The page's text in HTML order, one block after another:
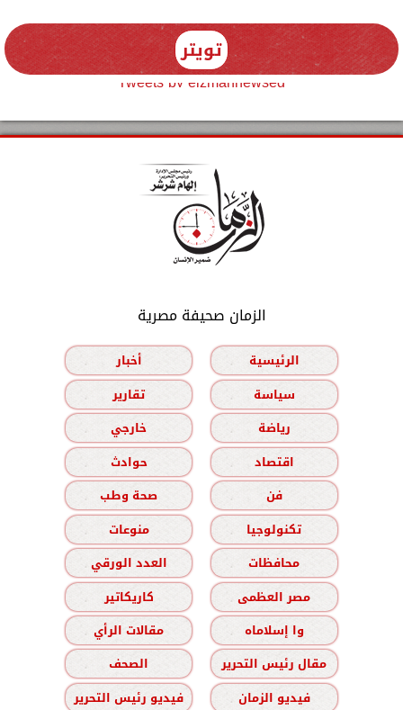
تويتر
Tweets by elzmannewseg
الزمان صحيفة مصرية
الرئيسية
أخبار
سياسة
تقارير
رياضة
خارجي
اقتصاد
حوادث
فن
صحة وطب
تكنولوجيا
منوعات
محافظات
العدد الورقي
مصر العظمى
كاريكاتير
وا إسلاماه
مقالات الرأي
مقال رئيس التحرير
الصحف
فيديو الزمان
فيديو رئيس التحرير